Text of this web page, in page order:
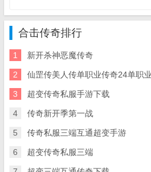
合击传奇排行
1 新开杀神恶魔传奇
2 仙罡传美人传单职业传奇24单职
3 超变传奇私服手游下载
4 传奇新开季第一战
5 传奇私服三端互通超变手游
6 超变传奇私服三端